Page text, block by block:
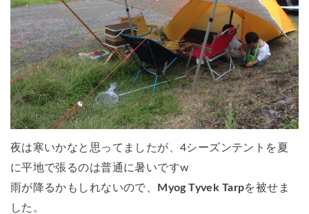
夜は寒いかなと思ってましたが、4シーズンテントを夏
に平地で張るのは普通に暑いですw
雨が降るかもしれないので、
Myog Tyvek Tarpを被せま
した。